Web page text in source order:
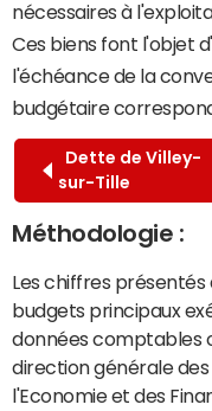
nécessaires à
Ces biens font l'objet
l'échéance de la
budgétaire
Dette de Villey-
sur-Tille
Méthodologie :
Les chiffres présentés
budgets principaux
données comptables
direction générale
l'Economie et des